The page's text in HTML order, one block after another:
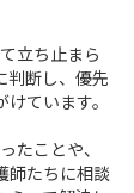
立ち止まら
判断し、優先
ています。
たことや、
師たちに相談